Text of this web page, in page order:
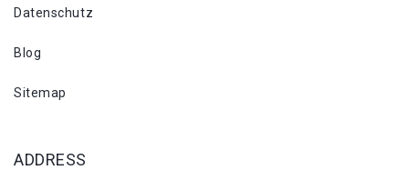
Datenschutz
Blog
Sitemap
ADDRESS